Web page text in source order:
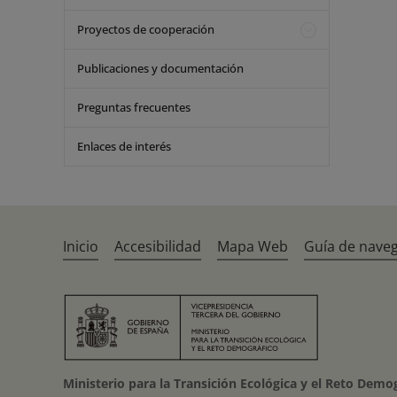
Proyectos de cooperación
Publicaciones y documentación
Preguntas frecuentes
Enlaces de interés
Inicio Accesibilidad Mapa Web Guía de
Ministerio para la Transición Ecológica y el Reto